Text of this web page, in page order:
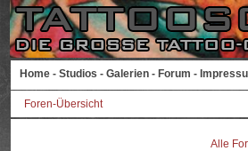
Home - Studios - Galerien - Forum -
Foren-Übersicht
Alle